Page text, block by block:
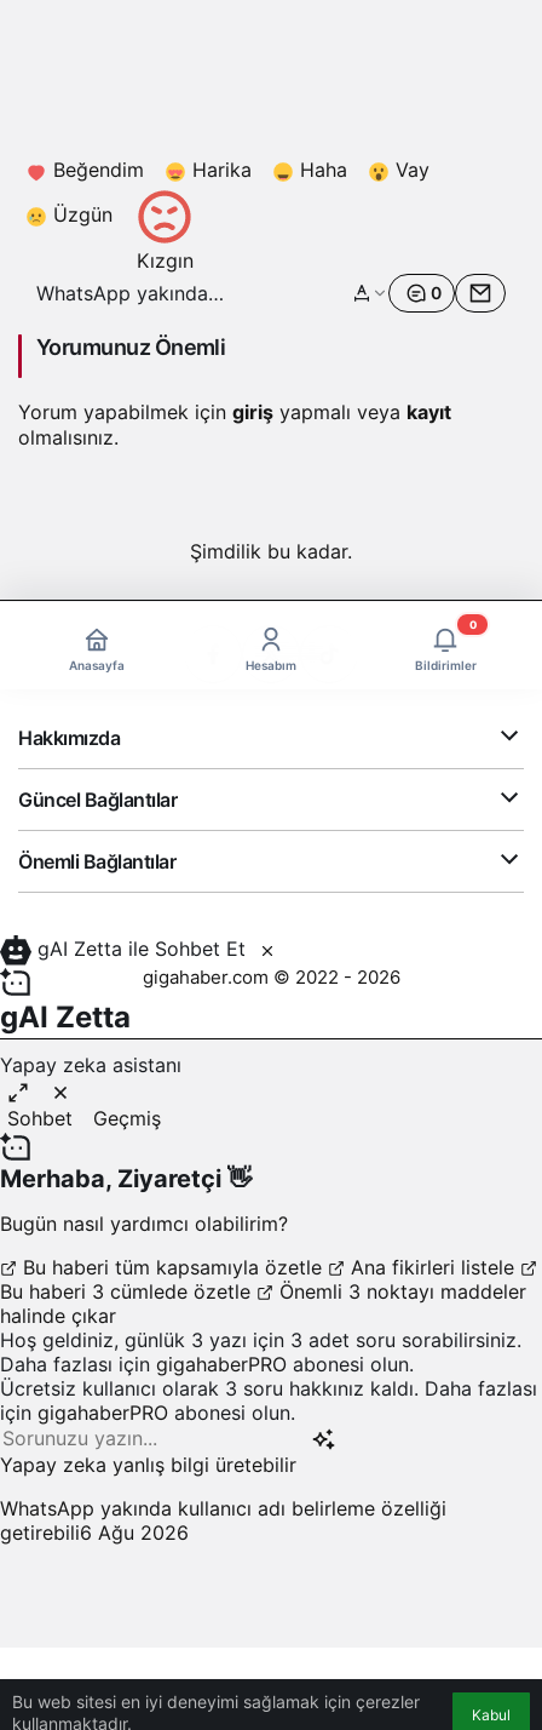
Beğendim Harika Haha
Vay
Üzgün
Kızgın
WhatsApp yakında
özelliği getirebilir
0
Yorumunuz Önemli
Yorum yapabilmek için giriş yapmalı veya kayıt
olmalısınız.
Şimdilik bu kadar.
Bu web sitesi en iyi deneyimi sağlamak için çerezler
kullanmaktadır.
Kabul
Anasayfa Hesabım Bildirimler
0
Hakkımızda
Güncel Bağlantılar
Önemli Bağlantılar
gigahaber.com © 2022 - 2026
gAI Zetta ile Sohbet Et
gAI Zetta
Yapay zeka asistanı
Sohbet Geçmiş
Merhaba, Ziyaretçi 👋
Bugün nasıl yardımcı olabilirim?
Bu haberi tüm kapsamıyla özetle
Ana fikirleri listele
Bu haberi 3 cümlede özetle
Önemli 3 noktayı maddeler
halinde çıkar
Hoş geldiniz, günlük 3 yazı için 3 adet soru sorabilirsiniz.
Daha fazlası için gigahaberPRO abonesi olun.
Ücretsiz kullanıcı olarak 3 soru hakkınız kaldı. Daha fazlası
için gigahaberPRO abonesi olun.
Yapay zeka yanlış bilgi üretebilir
WhatsApp yakında kullanıcı adı belirleme özelliği
getirebili6 Ağu 2026